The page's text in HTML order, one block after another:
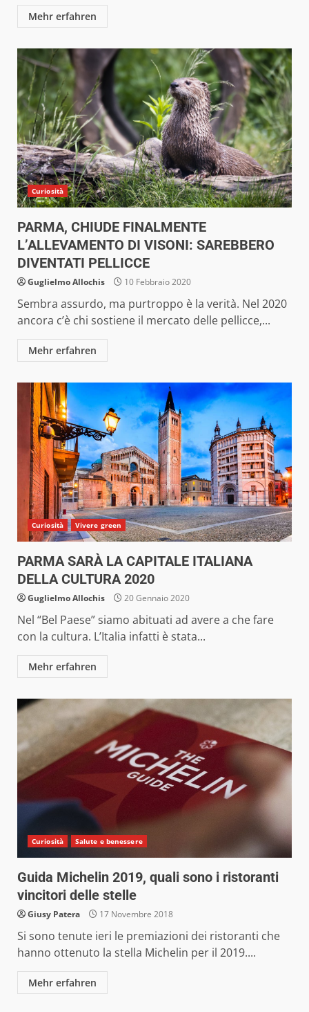
Mehr erfahren
Curiosità
PARMA, CHIUDE FINALMENTE
L’ALLEVAMENTO DI VISONI: SAREBBERO
DIVENTATI PELLICCE
Guglielmo Allochis 10 Febbraio 2020
Sembra assurdo, ma purtroppo è la verità. Nel 2020
ancora c’è chi sostiene il mercato delle pellicce,...
Mehr erfahren
Curiosità Vivere green
PARMA SARÀ LA CAPITALE ITALIANA
DELLA CULTURA 2020
Guglielmo Allochis 20 Gennaio 2020
Nel “Bel Paese” siamo abituati ad avere a che fare
con la cultura. L’Italia infatti è stata...
Mehr erfahren
Curiosità Salute e benessere
Guida Michelin 2019, quali sono i ristoranti
vincitori delle stelle
Giusy Patera 17 Novembre 2018
Si sono tenute ieri le premiazioni dei ristoranti che
hanno ottenuto la stella Michelin per il 2019....
Mehr erfahren